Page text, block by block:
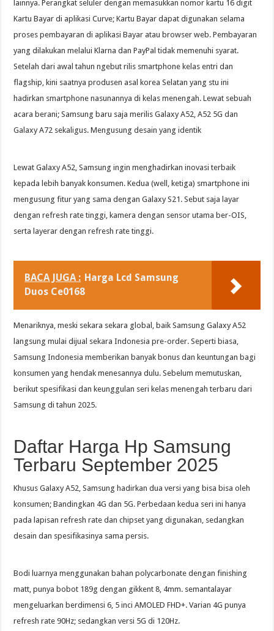
lainnya. Perangkat seluler dengan memasukkan nomor kartu 16 digit
Kartu Bayar di aplikasi Curve; Kartu Bayar dapat digunakan selama
proses pembayaran di aplikasi Bayar atau browser web. Pembayaran
yang dilakukan melalui Klarna dan PayPal tidak memenuhi syarat.
Setelah dari awal tahun ngebut rilis smartphone kelas entri dan
flagship, kini saatnya produsen asal korea Selatan yang stu ini
hadirkan smartphone nasunannya di kelas menengah. Lewat sebuah
acara berani; Samsung baru saja merilis Galaxy A52, A52 5G dan
Galaxy A72 sekaligus. Mengusung desain yang identik
Lewat Galaxy A52, Samsung ingin menghadirkan inovasi terbaik
kepada lebih banyak konsumen. Kedua (well, ketiga) smartphone ini
mengusung fitur yang sama dengan Galaxy S21. Sebut saja layar
dengan refresh rate tinggi, kamera dengan sensor utama ber-OIS,
serta layerar dengan refresh rate tinggi.
BACA JUGA : Harga Lcd Samsung
Duos Ce0168
Menariknya, meski sekara sekara global, baik Samsung Galaxy A52
langsung mulai dijual sekara Indonesia pre-order. Seperti biasa,
Samsung Indonesia memberikan banyak bonus dan keuntungan bagi
konsumen yang hendak menesannya dulu. Sebelum memutuskan,
berikut spesifikasi dan keunggulan seri kelas menengah terbaru dari
Samsung di tahun 2025.
Daftar Harga Hp Samsung
Terbaru September 2025
Khusus Galaxy A52, Samsung hadirkan dua versi yang bisa bisa oleh
konsumen; Bandingkan 4G dan 5G. Perbedaan kedua seri ini hanya
pada lapisan refresh rate dan chipset yang digunakan, sedangkan
desain dan spesifikasinya sama persis.
Bodi luarnya menggunakan bahan polycarbonate dengan finishing
matt, punya bobot 189g dengan gikkent 8, 4mm. semantalayar
mengeluarkan berdimensi 6, 5 inci AMOLED FHD+. Varian 4G punya
refresh rate 90Hz; sedangkan versi 5G di 120Hz.